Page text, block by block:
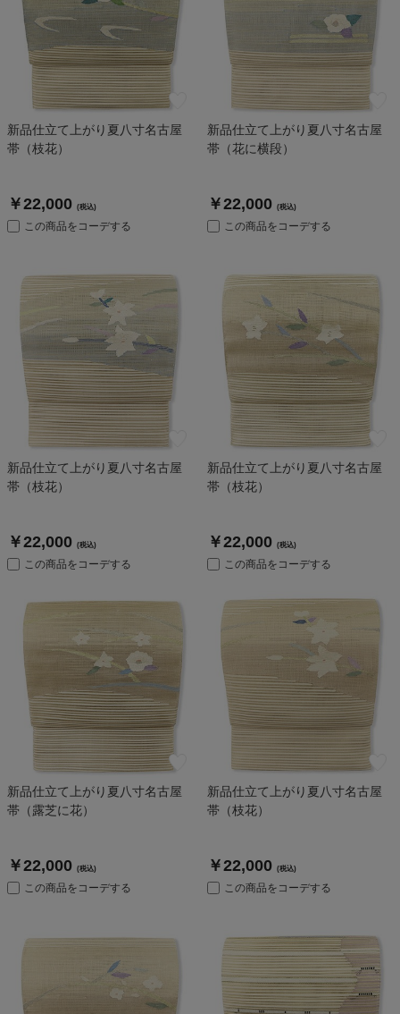
新品仕立て上がり夏八寸名古屋
帯（枝花）
￥22,000 (税込)
この商品をコーデする
新品仕立て上がり夏八寸名古屋
帯（花に横段）
￥22,000 (税込)
この商品をコーデする
新品仕立て上がり夏八寸名古屋
帯（枝花）
￥22,000 (税込)
この商品をコーデする
新品仕立て上がり夏八寸名古屋
帯（枝花）
￥22,000 (税込)
この商品をコーデする
新品仕立て上がり夏八寸名古屋
帯（露芝に花）
￥22,000 (税込)
この商品をコーデする
新品仕立て上がり夏八寸名古屋
帯（枝花）
￥22,000 (税込)
この商品をコーデする